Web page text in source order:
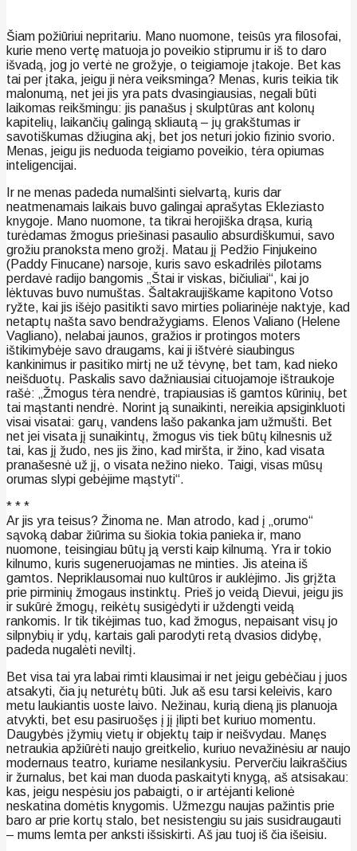
Šiam požiūriui nepritariu. Mano nuomone, teisūs yra filosofai,
kurie meno vertę matuoja jo poveikio stiprumu ir iš to daro
išvadą, jog jo vertė ne grožyje, o teigiamoje įtakoje. Bet kas
tai per įtaka, jeigu ji nėra veiksminga? Menas, kuris teikia tik
malonumą, net jei jis yra pats dvasingiausias, negali būti
laikomas reikšmingu: jis panašus į skulptūras ant kolonų
kapitelių, laikančių galingą skliautą – jų grakštumas ir
savotiškumas džiugina akį, bet jos neturi jokio fizinio svorio.
Menas, jeigu jis neduoda teigiamo poveikio, tėra opiumas
inteligencijai.
Ir ne menas padeda numalšinti sielvartą, kuris dar
neatmenamais laikais buvo galingai aprašytas Ekleziasto
knygoje. Mano nuomone, ta tikrai herojiška drąsa, kurią
turėdamas žmogus priešinasi pasaulio absurdiškumui, savo
grožiu pranoksta meno grožį. Matau jį Pedžio Finjukeino
(Paddy Finucane) narsoje, kuris savo eskadrilės pilotams
perdavė radijo bangomis „Štai ir viskas, bičiuliai“, kai jo
lėktuvas buvo numuštas. Šaltakraujiškame kapitono Votso
ryžte, kai jis išėjo pasitikti savo mirties poliarinėje naktyje, kad
netaptų našta savo bendražygiams. Elenos Valiano (Helene
Vagliano), nelabai jaunos, gražios ir protingos moters
ištikimybėje savo draugams, kai ji ištvėrė siaubingus
kankinimus ir pasitiko mirtį ne už tėvynę, bet tam, kad nieko
neišduotų. Paskalis savo dažniausiai cituojamoje ištraukoje
rašė: „Žmogus tėra nendrė, trapiausias iš gamtos kūrinių, bet
tai mąstanti nendrė. Norint ją sunaikinti, nereikia apsiginkluoti
visai visatai: garų, vandens lašo pakanka jam užmušti. Bet
net jei visata jį sunaikintų, žmogus vis tiek būtų kilnesnis už
tai, kas jį žudo, nes jis žino, kad miršta, ir žino, kad visata
pranašesnė už jį, o visata nežino nieko. Taigi, visas mūsų
orumas slypi gebėjime mąstyti“.
* * *
Ar jis yra teisus? Žinoma ne. Man atrodo, kad į „orumo“
sąvoką dabar žiūrima su šiokia tokia panieka ir, mano
nuomone, teisingiau būtų ją versti kaip kilnumą. Yra ir tokio
kilnumo, kuris sugeneruojamas ne minties. Jis ateina iš
gamtos. Nepriklausomai nuo kultūros ir auklėjimo. Jis grįžta
prie pirminių žmogaus instinktų. Prieš jo veidą Dievui, jeigu jis
ir sukūrė žmogų, reikėtų susigėdyti ir uždengti veidą
rankomis. Ir tik tikėjimas tuo, kad žmogus, nepaisant visų jo
silpnybių ir ydų, kartais gali parodyti retą dvasios didybę,
padeda nugalėti neviltį.
Bet visa tai yra labai rimti klausimai ir net jeigu gebėčiau į juos
atsakyti, čia jų neturėtų būti. Juk aš esu tarsi keleivis, karo
metu laukiantis uoste laivo. Nežinau, kurią dieną jis planuoja
atvykti, bet esu pasiruošęs į jį įlipti bet kuriuo momentu.
Daugybės įžymių vietų ir objektų taip ir neišvydau. Manęs
netraukia apžiūrėti naujo greitkelio, kuriuo nevažinėsiu ar naujo
modernaus teatro, kuriame nesilankysiu. Perverčiu laikraščius
ir žurnalus, bet kai man duoda paskaityti knygą, aš atsisakau:
kas, jeigu nespėsiu jos pabaigti, o ir artėjanti kelionė
neskatina domėtis knygomis. Užmezgu naujas pažintis prie
baro ar prie kortų stalo, bet nesistengiu su jais susidraugauti
– mums lemta per anksti išsiskirti. Aš jau tuoj iš čia išeisiu.